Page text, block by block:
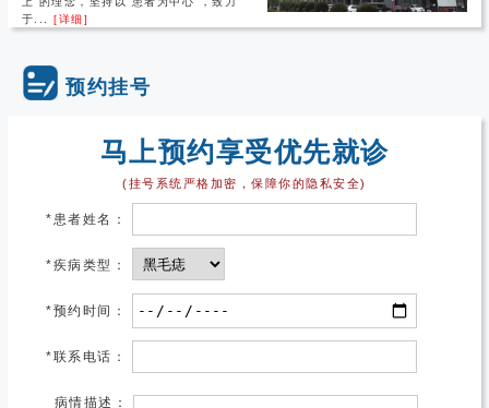
于...[详细]
预约挂号
马上预约享受优先就诊
(挂号系统严格加密，保障你的隐私安全)
*患者姓名：
*疾病类型：
*预约时间：
*联系电话：
病情描述：